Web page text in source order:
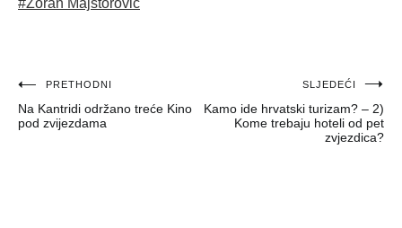
Navigacija
objava
PRETHODNI
Na Kantridi održano treće Kino
pod zvijezdama
SLJEDEĆI
Kamo ide hrvatski turizam? – 2)
Kome trebaju hoteli od pet
zvjezdica?